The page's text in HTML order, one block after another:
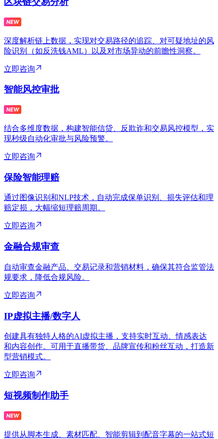
深度解析链上数据，实现对交易路径的追踪、对可疑地址的风
险识别（如反洗钱AML）以及对市场异动的前瞻性洞察。
立即咨询
智能风控审批
结合多维度数据，构建智能信贷、反欺诈和交易风控模型，实
现秒级自动化审批与风险预警。
立即咨询
保险智能理赔
通过图像识别和NLP技术，自动完成保单识别、损失评估和理
赔定损，大幅缩短理赔周期。
立即咨询
金融合规审查
自动审查金融产品、交易记录和营销材料，确保其符合监管法
规要求，降低合规风险。
立即咨询
IP虚拟主播/数字人
创建具有独特人格的AI虚拟主播，支持实时互动、情感表达
和内容创作。可用于直播带货、品牌宣传和粉丝互动，打造新
型营销模式。
立即咨询
短视频制作助手
提供从脚本生成、素材匹配、智能剪辑到配音字幕的一站式短